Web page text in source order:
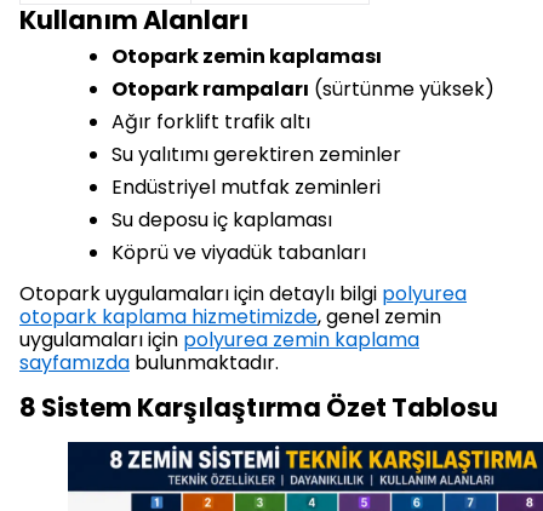
Kullanım Alanları
Otopark zemin kaplaması
Otopark rampaları (sürtünme yüksek)
Ağır forklift trafik altı
Su yalıtımı gerektiren zeminler
Endüstriyel mutfak zeminleri
Su deposu iç kaplaması
Köprü ve viyadük tabanları
Otopark uygulamaları için detaylı bilgi polyurea
otopark kaplama hizmetimizde, genel zemin
uygulamaları için polyurea zemin kaplama
sayfamızda bulunmaktadır.
8 Sistem Karşılaştırma Özet Tablosu